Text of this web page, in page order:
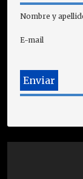
Nombre y
E-mail